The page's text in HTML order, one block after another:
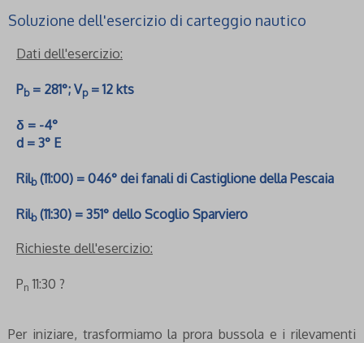
Soluzione dell'esercizio di carteggio nautico
Dati dell'esercizio:
Pb= 281°; Vp= 12 kts
δ = -4°
d = 3° E
Rilb(11:00) = 046° dei fanali di Castiglione della Pescaia
Rilb(11:30) = 351° dello Scoglio Sparviero
Richieste dell'esercizio:
Pn 11:30 ?
Per iniziare, trasformiamo la prora bussola e i rilevamenti